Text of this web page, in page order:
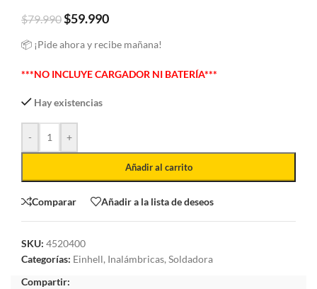
$79.990$59.990
📦 ¡Pide ahora y recibe mañana!
***NO INCLUYE CARGADOR NI BATERÍA***
Hay existencias
- +
Añadir al carrito
Comparar Añadir a la lista de deseos
SKU: 4520400
Categorías: Einhell, Inalámbricas, Soldadora
Compartir: